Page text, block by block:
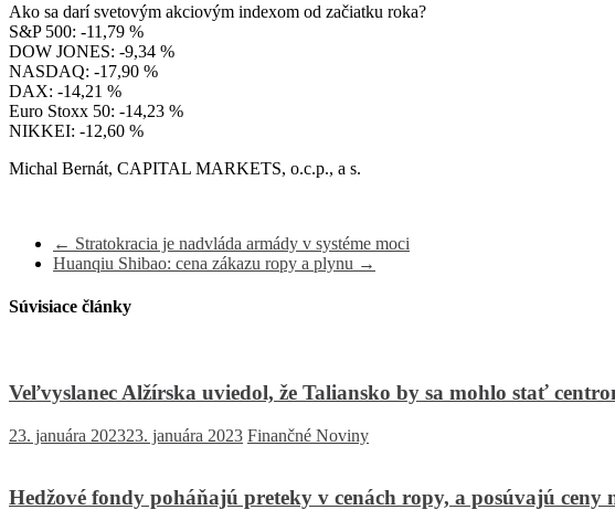
Ako sa darí svetovým akciovým indexom od začiatku roka?
S&P 500: -11,79 %
DOW JONES: -9,34 %
NASDAQ: -17,90 %
DAX: -14,21 %
Euro Stoxx 50: -14,23 %
NIKKEI: -12,60 %
Michal Bernát, CAPITAL MARKETS, o.c.p., a s.
← Stratokracia je nadvláda armády v systéme moci
Huanqiu Shibao: cena zákazu ropy a plynu →
Súvisiace články
Veľvyslanec Alžírska uviedol, že Taliansko by sa mohlo stať
23. januára 202323. januára 2023 Finančné Noviny
Hedžové fondy poháňajú preteky v cenách ropy, a posúvajú ceny